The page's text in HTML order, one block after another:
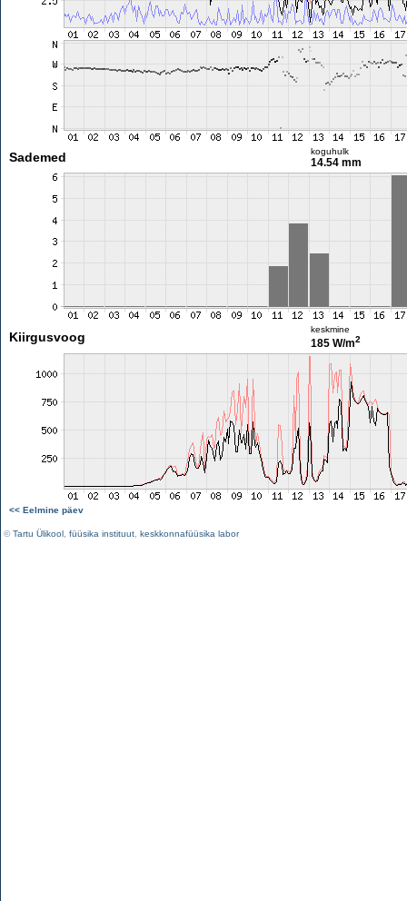
Sademed koguhulk
14.54 mm
Kiirgusvoog
keskmine
185 W/m2
<< Eelmine päev
©Tartu Ülikool füüsika instituut keskkonnafüüsika labor